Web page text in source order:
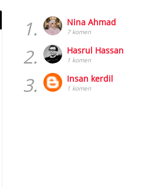
1. Nina Ahmad
7 komen
2. Hasrul Hassan
1 komen
3. Insan kerdil
1 komen